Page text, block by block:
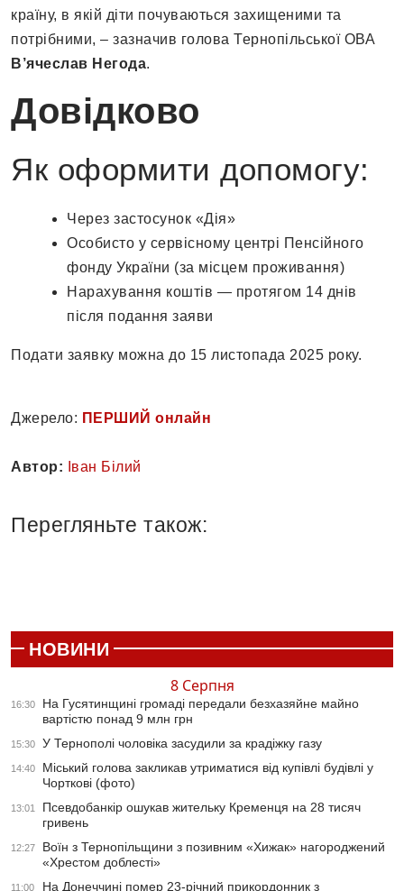
країну, в якій діти почуваються захищеними та
потрібними, – зазначив голова Тернопільської ОВА
В’ячеслав Негода.
Довідково
Як оформити допомогу:
Через застосунок «Дія»
Особисто у сервісному центрі Пенсійного
фонду України (за місцем проживання)
Нарахування коштів — протягом 14 днів
після подання заяви
Подати заявку можна до 15 листопада 2025 року.
Джерело: ПЕРШИЙ онлайн
Автор: Іван Білий
Перегляньте також:
НОВИНИ
8 Серпня
16:30
На Гусятинщині громаді передали безхазяйне майно
вартістю понад 9 млн грн
15:30 У Тернополі чоловіка засудили за крадіжку газу
14:40
Міський голова закликав утриматися від купівлі будівлі у
Чорткові (фото)
13:01
Псевдобанкір ошукав жительку Кременця на 28 тисяч
гривень
12:27
Воїн з Тернопільщини з позивним «Хижак» нагороджений
«Хрестом доблесті»
11:00 На Донеччині помер 23-річний прикордонник з